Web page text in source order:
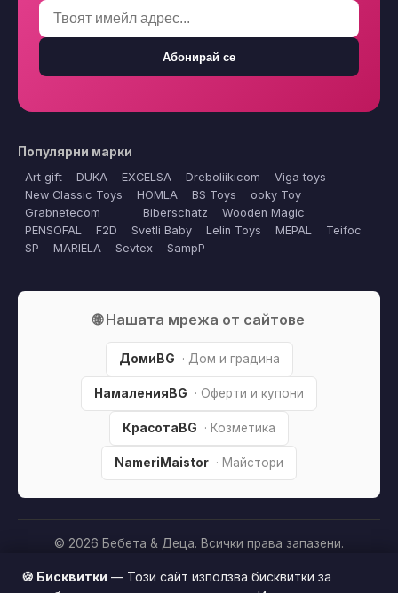
Абонирай се
Популярни марки
Art gift DUKA EXCELSA Dreboliikicom
Viga toys
New Classic Toys
HOMLA BS Toys
ooky Toy
Grabnetecom
Biberschatz
Wooden Magic
PENSOFAL
F2D Svetli Baby Lelin Toys MEPAL
Teifoc
SP
MARIELA Sevtex SampP
🌐 Нашата мрежа от сайтове
ДомиBG · Дом и градина
НамаленияBG · Оферти и купони
КрасотаBG · Козметика
NameriMaistor · Майстори
© 2026 Бебета & Деца. Всички права запазени.
Партньорско разкриване:
Този сайт е независим и
съдържа партньорски (affiliate) линкове. Когато купите
🍪 Бисквитки — Този сайт използва бисквитки за